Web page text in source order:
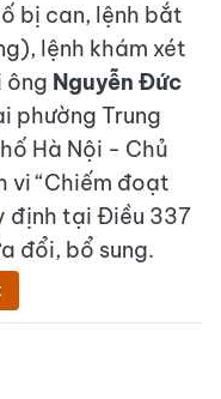
bị can, lệnh bắt
lệnh khám xét
ông Nguyễn Đức
phường Trung
Hà Nội - Chủ
vi “Chiếm đoạt
định tại Điều 337
đổi, bổ sung.